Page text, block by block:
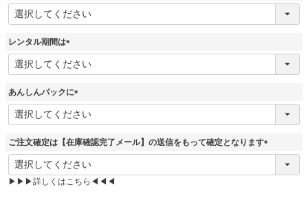
(
必
)
レンタル期間は
(
必
)
あんしんパックに
(
必
)
ご注文確定は【在庫確認完了メール】の送信をもって確定となります
(
▶▶▶詳しくはこちら◀◀◀